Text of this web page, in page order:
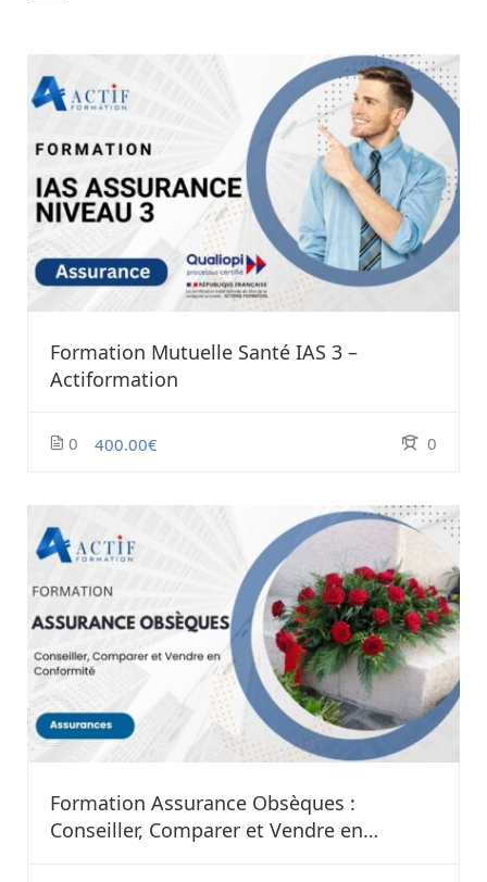
Formation Mutuelle Santé IAS 3 –
Actiformation
0 0
400.00€
Formation Assurance Obsèques :
Conseiller, Comparer et Vendre en